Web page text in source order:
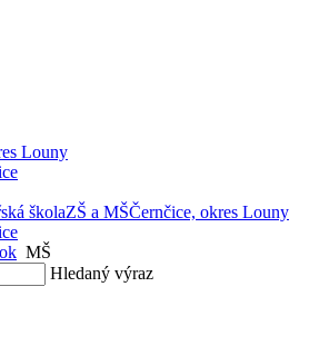
Louny
školaZŠ a MŠČernčice, okres Louny
MŠ
Hledaný výraz